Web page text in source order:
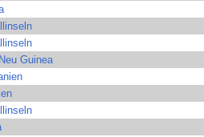
Guinea